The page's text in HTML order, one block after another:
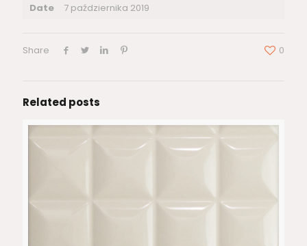
Date 7 października 2019
Share 0
Related posts